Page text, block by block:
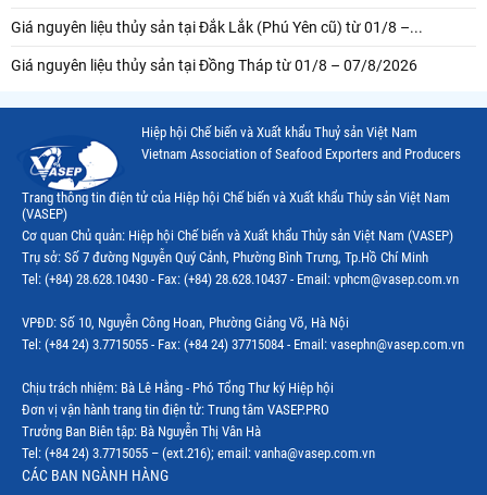
Giá nguyên liệu thủy sản tại Đắk Lắk (Phú Yên cũ) từ 01/8 –...
Giá nguyên liệu thủy sản tại Đồng Tháp từ 01/8 – 07/8/2026
Hiệp hội Chế biến và Xuất khẩu Thuỷ sản Việt Nam
Vietnam Association of Seafood Exporters and Producers
Trang thông tin điện tử của Hiệp hội Chế biến và Xuất khẩu Thủy sản Việt Nam
(VASEP)
Cơ quan Chủ quản: Hiệp hội Chế biến và Xuất khẩu Thủy sản Việt Nam (VASEP)
Trụ sở: Số 7 đường Nguyễn Quý Cảnh, Phường Bình Trưng, Tp.Hồ Chí Minh
Tel: (+84) 28.628.10430 - Fax: (+84) 28.628.10437 - Email: vphcm@vasep.com.vn
VPĐD: Số 10, Nguyễn Công Hoan, Phường Giảng Võ, Hà Nội
Tel: (+84 24) 3.7715055 - Fax: (+84 24) 37715084 - Email: vasephn@vasep.com.vn
Chịu trách nhiệm: Bà Lê Hằng - Phó Tổng Thư ký Hiệp hội
Đơn vị vận hành trang tin điện tử: Trung tâm VASEP.PRO
Trưởng Ban Biên tập: Bà Nguyễn Thị Vân Hà
Tel: (+84 24) 3.7715055 – (ext.216); email: vanha@vasep.com.vn
CÁC BAN NGÀNH HÀNG